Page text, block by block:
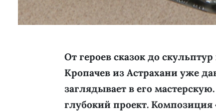
От героев сказок до
Кропачев из Астрахани уже
заглядывает в его
глубокий проект. Композиция